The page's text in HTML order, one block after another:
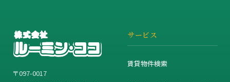
〒097-0017
サービス
賃貸物件検索